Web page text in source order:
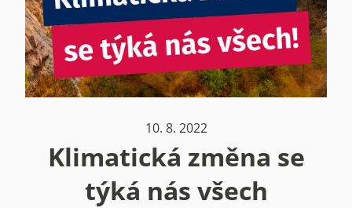
10. 8. 2022
Klimatická změna se
týká nás všech